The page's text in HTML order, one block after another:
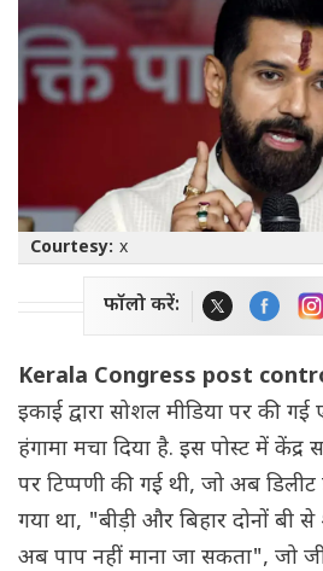
Courtesy: x
फॉलो करें:
Kerala Congress post
इकाई द्वारा सोशल मीडिया पर की
हंगामा मचा दिया है. इस पोस्ट में केंद्र
पर टिप्पणी की गई थी, जो अब
गया था, "बीड़ी और बिहार दोनों
अब पाप नहीं माना जा सकता", जो